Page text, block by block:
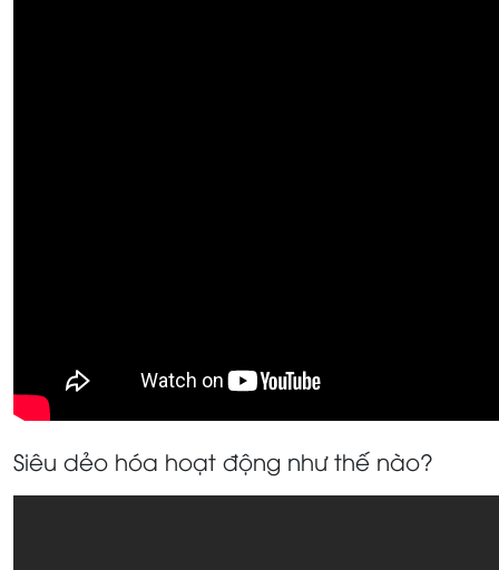
Siêu dẻo hóa hoạt động như thế nào?